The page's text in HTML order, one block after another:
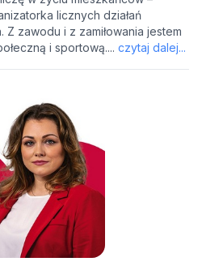
licznych działań
zawodu i z zamiłowania jestem
i sportową.... czytaj dalej...